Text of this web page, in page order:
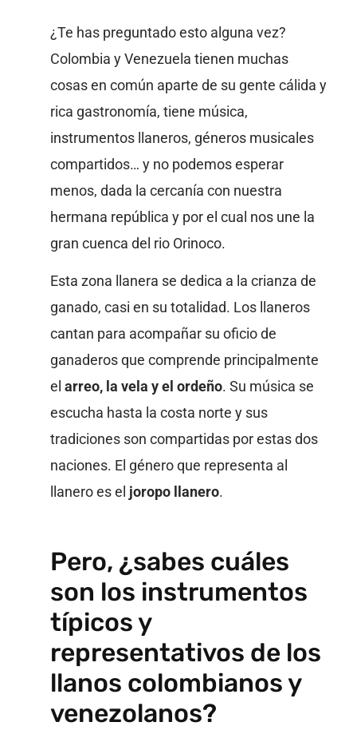
¿Te has preguntado esto alguna vez?
Colombia y Venezuela tienen muchas
cosas en común aparte de su gente cálida y
rica gastronomía, tiene música,
instrumentos llaneros, géneros musicales
compartidos… y no podemos esperar
menos, dada la cercanía con nuestra
hermana república y por el cual nos une la
gran cuenca del rio Orinoco.
Esta zona llanera se dedica a la crianza de
ganado, casi en su totalidad. Los llaneros
cantan para acompañar su oficio de
ganaderos que comprende principalmente
el arreo, la vela y el ordeño. Su música se
escucha hasta la costa norte y sus
tradiciones son compartidas por estas dos
naciones. El género que representa al
llanero es el joropo llanero.
Pero, ¿sabes cuáles
son los instrumentos
típicos y
representativos de los
llanos colombianos y
venezolanos?